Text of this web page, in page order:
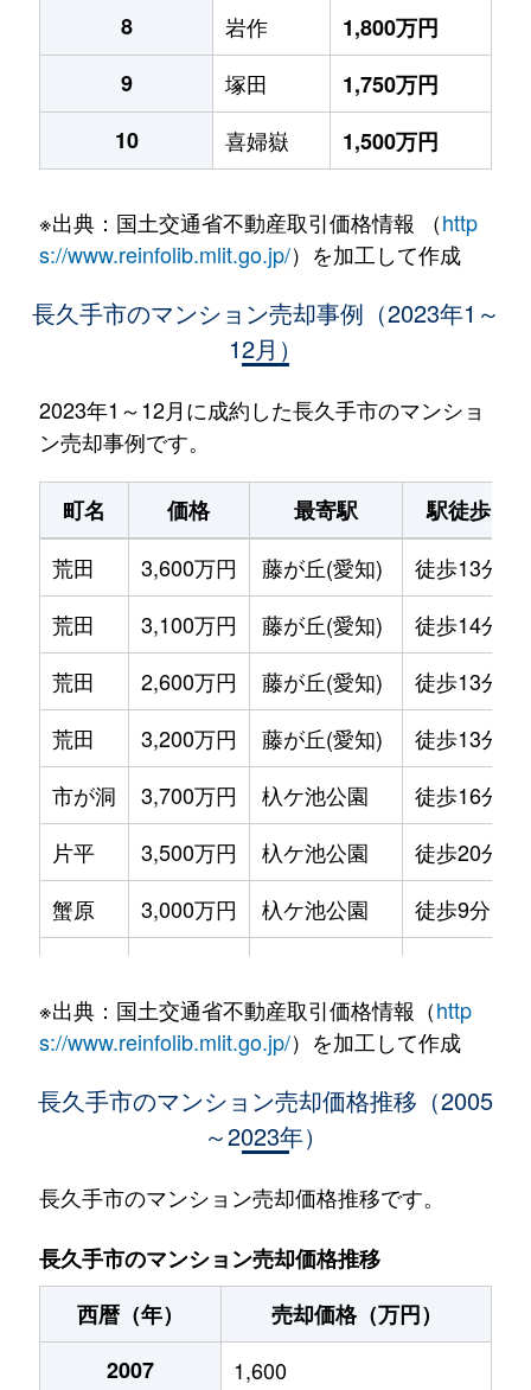
8
岩作
1,800万円
9
塚田
1,750万円
10
喜婦嶽 1,500万円
※出典：国土交通省不動産取引価格情報 （http
s://www.reinfolib.mlit.go.jp/）を加工して作成
長久手市のマンション売却事例（2023年1～
12月）
2023年1～12月に成約した長久手市のマンショ
ン売却事例です。
町名 価格 最寄駅 駅徒歩
荒田
3,600万円 藤が丘(愛知) 徒歩13分
荒田
3,100万円 藤が丘(愛知) 徒歩14分
荒田
2,600万円 藤が丘(愛知) 徒歩13分
荒田
3,200万円 藤が丘(愛知) 徒歩13分
市が洞
3,700万円 杁ケ池公園 徒歩16分
片平
3,500万円 杁ケ池公園 徒歩20分
蟹原
3,000万円 杁ケ池公園 徒歩9分
砂子
3,300万円 長久手古戦場 徒歩6分
1,100万円 藤が丘(愛知)
西原山
3,600万円 藤が丘(愛知) 徒歩13分
西原山
3,500万円 藤が丘(愛知)
東原山
300万円 藤が丘(愛知) 徒歩11分
東原山
2,200万円 藤が丘(愛知)
※出典：国土交通省不動産取引価格情報（http
s://www.reinfolib.mlit.go.jp/）を加工して作成
長久手市のマンション売却価格推移（2005
～2023年）
長久手市のマンション売却価格推移です。
長久手市のマンション売却価格推移
西暦（年）
売却価格（万円）
2007
1,600